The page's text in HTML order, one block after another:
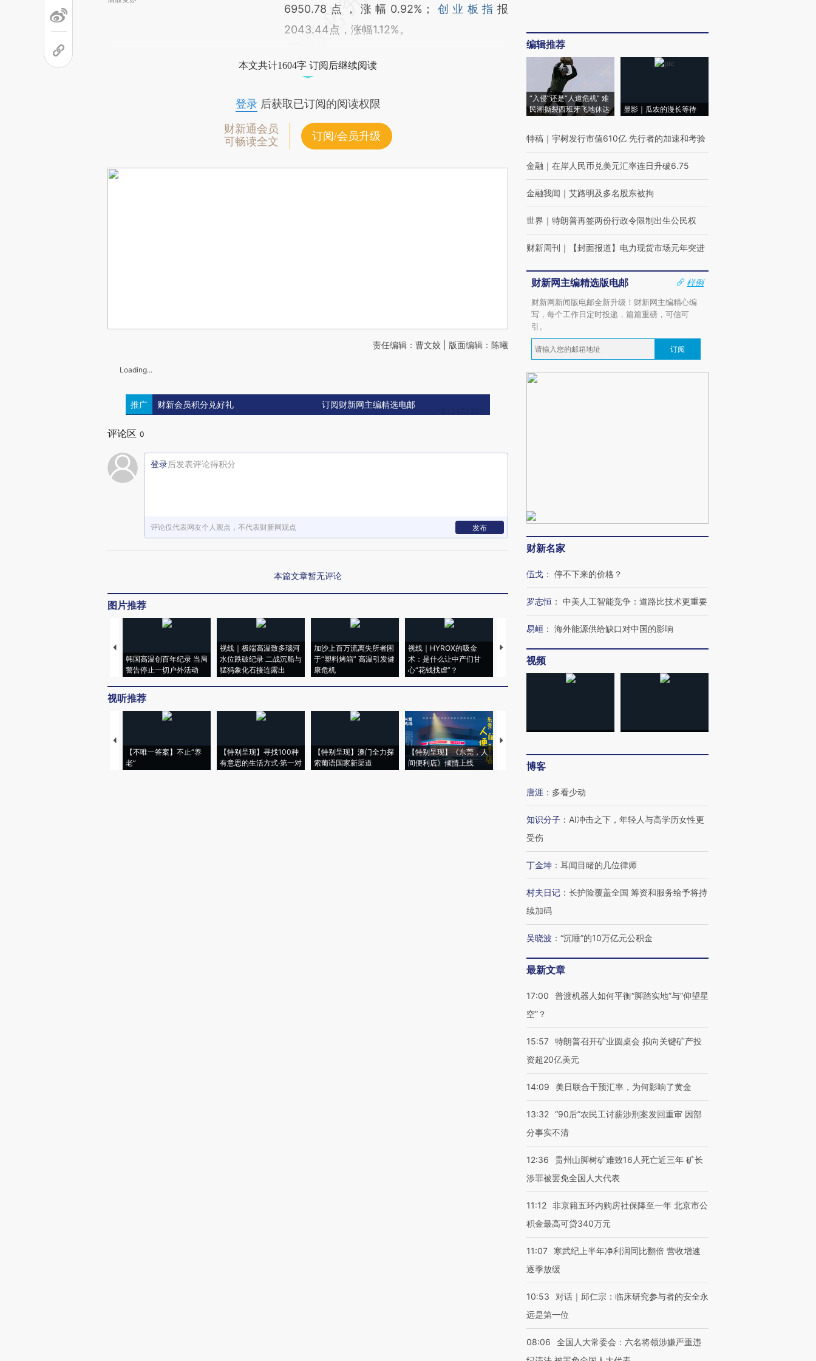
6950.78点，涨幅0.92%； 创业板指报
2043.44点，涨幅1.12%。
本文共计1604字 订阅后继续阅读
登录后获取已订阅的阅读权限
财新通会员
可畅读全文
订阅/会员升级
责任编辑：曹文姣 | 版面编辑：陈曦
Loading...
推广 财新会员积分兑好礼 订阅财新网主编精选电邮
评论区 0
登录后发表评论得积分
评论仅代表网友个人观点，不代表财新网观点 发布
本篇文章暂无评论
图片推荐
韩国高温创百年纪录 当局
警告停止一切户外活动
视线｜极端高温致多瑙河
水位跌破纪录 二战沉船与
猛犸象化石接连露出
加沙上百万流离失所者困
于“塑料烤箱” 高温引发健
康危机
视线｜HYROX的吸金
术：是什么让中产们甘
心“花钱找虐”？
马航飞行员跨国走私7万
粒摇头丸 尿检体内含3种
视线｜被称为“蟑螂”的印
视线｜“入侵”还是“人道危
视听推荐
【不唯一答案】不止“养
老”
【特别呈现】寻找100种
有意思的生活方式·第一对
【特别呈现】澳门全力探
索葡语国家新渠道
【特别呈现】《东莞，人
间便利店》倾情上线
【推广】走进第四届链博
会，让数智科技“链”接产
【特别呈现】寻找100种
CFO：不靠规模取胜，华
编辑推荐
“入侵”还是“人道危机” 难
民潮撕裂西班牙飞地休达
显影｜瓜农的漫长等待
特稿 ｜ 宇树发行市值610亿 先行者的加速和考验
金融 ｜ 在岸人民币兑美元汇率连日升破6.75
金融我闻 ｜ 艾路明及多名股东被拘
世界 ｜ 特朗普再签两份行政令限制出生公民权
财新周刊 ｜ 【封面报道】电力现货市场元年突进
财新网主编精选版电邮
样例
财新网新闻版电邮全新升级！财新网主编精心编
写，每个工作日定时投递，篇篇重磅，可信可
引。
订阅
财新名家
伍戈 ： 停不下来的价格？
罗志恒 ： 中美人工智能竞争：道路比技术更重要
易峘 ： 海外能源供给缺口对中国的影响
视频
博客
唐涯 ： 多看少动
知识分子 ： AI冲击之下，年轻人与高学历女性更
受伤
丁金坤 ： 耳闻目睹的几位律师
村夫日记 ： 长护险覆盖全国 筹资和服务给予将持
续加码
吴晓波 ： “沉睡”的10万亿元公积金
最新文章
17:00
普渡机器人如何平衡“脚踏实地”与“仰望星
空”？
15:57 特朗普召开矿业圆桌会 拟向关键矿产投
资超20亿美元
14:09 美日联合干预汇率，为何影响了黄金
13:32 “90后”农民工讨薪涉刑案发回重审 因部
分事实不清
12:36
贵州山脚树矿难致16人死亡近三年 矿长
涉罪被罢免全国人大代表
11:12 非京籍五环内购房社保降至一年 北京市公
积金最高可贷340万元
11:07
寒武纪上半年净利润同比翻倍 营收增速
逐季放缓
10:53
对话｜邱仁宗：临床研究参与者的安全永
远是第一位
08:06
全国人大常委会：六名将领涉嫌严重违